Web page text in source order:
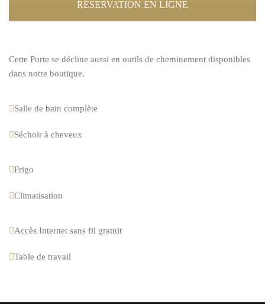
RÉSERVATION EN LIGNE
Cette Porte se décline aussi en outils de cheminement disponibles
dans notre boutique.
Salle de bain complète
Séchoir à cheveux
Frigo
Climatisation
Accès Internet sans fil gratuit
Table de travail